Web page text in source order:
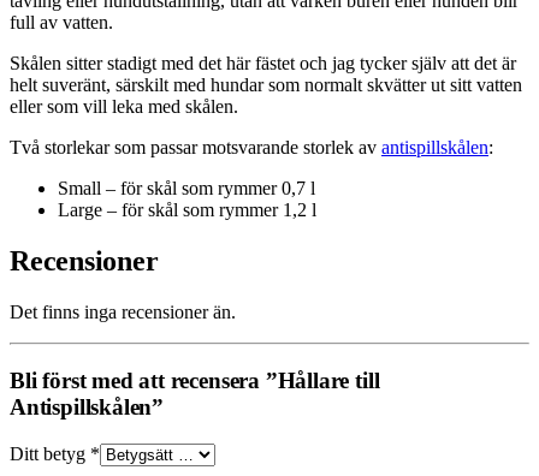
full av vatten.
Skålen sitter stadigt med det här fästet och jag tycker själv att det är
helt suveränt, särskilt med hundar som normalt skvätter ut sitt vatten
eller som vill leka med skålen.
Två storlekar som passar motsvarande storlek av antispillskålen:
Small – för skål som rymmer 0,7 l
Large – för skål som rymmer 1,2 l
Recensioner
Det finns inga recensioner än.
Bli först med att recensera ”Hållare till
Antispillskålen”
Ditt betyg *